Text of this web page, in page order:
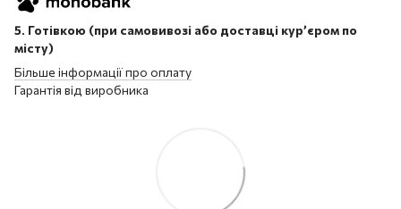
5. Готівкою (при самовивозі або доставці кур’єром по
місту)
Більше інформації про оплату
Гарантія від виробника